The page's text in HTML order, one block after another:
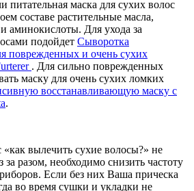
питательная маска для сухих волос
составе растительные масла,
аминокислоты. Для ухода за
подойдет Сыворотка
поврежденных и очень сухих
. Для сильно поврежденных
маску для очень сухих ломких
восстанавливающую маску с
.
вылечить сухие волосы?» не
за разом, необходимо снизить частоту
Если без них Ваша прическа
во время сушки и укладки не